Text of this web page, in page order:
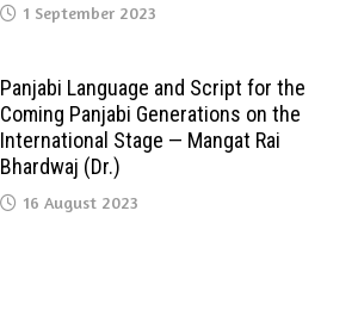
1 September 2023
Panjabi Language and Script for the
Coming Panjabi Generations on the
International Stage — Mangat Rai
Bhardwaj (Dr.)
16 August 2023